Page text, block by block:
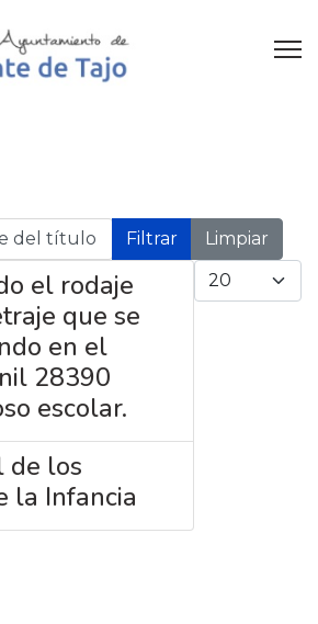
título Filtrar
Limpiar
Cantidad a
el rodaje
que se
en el
28390
escolar.
de los
la Infancia